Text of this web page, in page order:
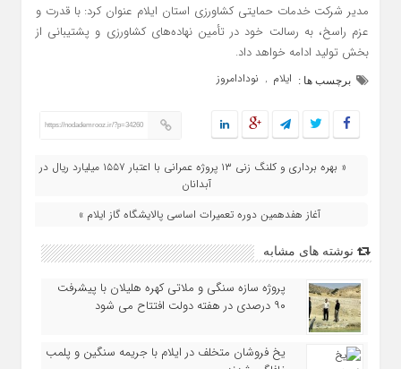
مدیر شرکت خدمات حمایتی کشاورزی استان ایلام عنوان کرد: با قدرت و
عزم راسخ، به رسالت خود در تأمین نهاده‌های کشاورزی و پشتیبانی از
بخش تولید ادامه خواهد داد.
برچسب ها : ایلام , نودادامروز
https://nodademrooz.ir/?p=34260
« بهره‌ برداری و کلنگ‌ زنی ۱۳ پروژه عمرانی با اعتبار ۱۵۵۷ میلیارد ریال در
آبدانان
آغاز هفدهمین دوره تعمیرات اساسی پالایشگاه گاز ایلام »
نوشته های مشابه
پروژه سازه سنگی و ملاتی کهره هلیلان با پیشرفت
۹۰ درصدی در هفته دولت افتتاح می شود
یخ‌ فروشان متخلف در ایلام با جریمه سنگین و پلمب